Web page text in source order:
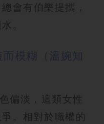
會有伯樂提攜，
。
偏淡，這類女性
。相對於職權的